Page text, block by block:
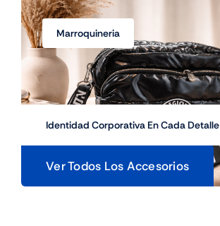
Marroquineria
Identidad Corporativa En Cada Detalle
Ver Todos Los Accesorios